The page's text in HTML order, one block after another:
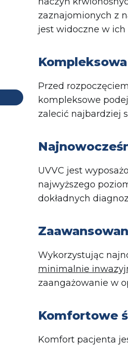
zaznajomionych z
jest widoczne w
Przed
kompleksowe
zalecić najbardziej
UVVC jest
najwyższego
dokładnych
Wykorzystując
minimalnie
zaangażowanie w
Komfortowe
Komfort pacjenta